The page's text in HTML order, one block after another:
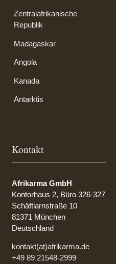
Zentralafrikanische
Republik
Madagaskar
Angola
Kanada
Antarktis
Kontakt
Afrikarma GmbH
Kontorhaus 2, Büro 326-327
Schäftlarnstraße 10
81371 München
Deutschland
kontakt(at)afrikarma.de
+49 89 21548-2999